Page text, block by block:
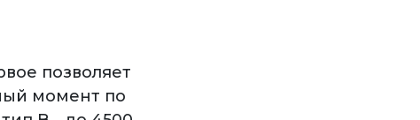
позволяет
момент по